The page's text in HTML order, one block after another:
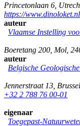
Princetonlaan 6
https://www.dinoloket.nl
auteur
Vlaamse Instelling
Boeretang 200 Mol
auteur
Belgische
Jennerstraat 13 Brussel
+32 2 788 76 00-01
eigenaar
Toegepast-